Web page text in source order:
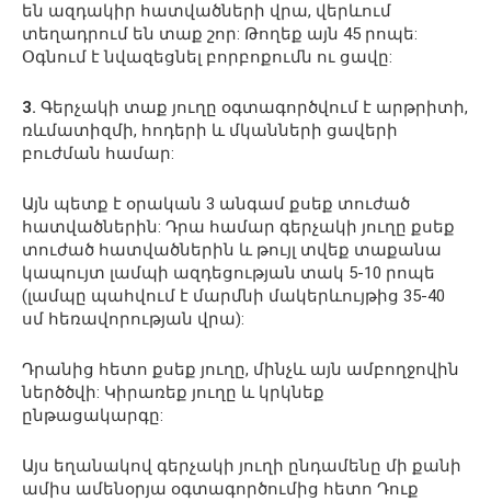
են ազդակիր հատվածների վրա, վերևում
տեղադրում են տաք շոր: Թողեք այն 45 րոպե:
Օգնում է նվազեցնել բորբոքումն ու ցավը:
3. Գերչակի տաք յուղը օգտագործվում է արթրիտի,
ռևմատիզմի, հոդերի և մկանների ցավերի
բուժման համար:
Այն պետք է օրական 3 անգամ քսեք տուժած
հատվածներին: Դրա համար գերչակի յուղը քսեք
տուժած հատվածներին և թույլ տվեք տաքանա
կապույտ լամպի ազդեցության տակ 5-10 րոպե
(լամպը պահվում է մարմնի մակերևույթից 35-40
սմ հեռավորության վրա):
Դրանից հետո քսեք յուղը, մինչև այն ամբողջովին
ներծծվի: Կիրառեք յուղը և կրկնեք
ընթացակարգը:
Այս եղանակով գերչակի յուղի ընդամենը մի քանի
ամիս ամենօրյա օգտագործումից հետո Դուք